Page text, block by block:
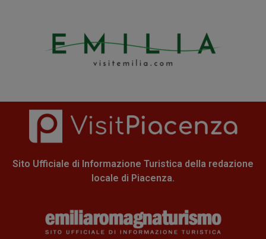
Sito Ufficiale di Informazione Turistica della redazione
locale di Piacenza.